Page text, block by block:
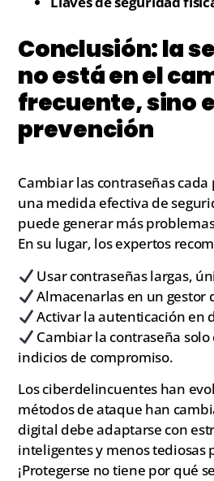
Conclusión: la
no está en el
frecuente, sino
prevención
Cambiar las contraseñas cada
una medida efectiva de
puede generar más
En su lugar, los expertos
Usar contraseñas largas,
Almacenarlas en un gestor
Activar la autenticación en
Cambiar la contraseña
indicios de compromiso.
Los ciberdelincuentes han
métodos de ataque han
digital debe adaptarse con
inteligentes y menos tediosas
¡Protegerse no tiene por qué